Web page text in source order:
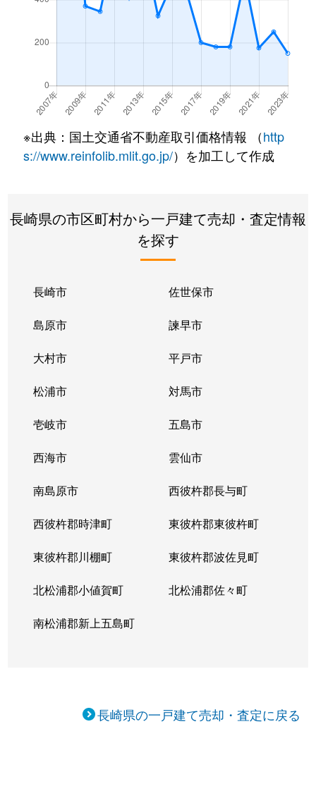
※出典：国土交通省不動産取引価格情報 （http
s://www.reinfolib.mlit.go.jp/）を加工して作成
長崎県の市区町村から一戸建て売却・査定情報
を探す
長崎市 佐世保市
島原市 諫早市
大村市 平戸市
松浦市 対馬市
壱岐市 五島市
西海市 雲仙市
南島原市 西彼杵郡長与町
西彼杵郡時津町 東彼杵郡東彼杵町
東彼杵郡川棚町 東彼杵郡波佐見町
北松浦郡小値賀町 北松浦郡佐々町
南松浦郡新上五島町
長崎県の一戸建て売却・査定に戻る